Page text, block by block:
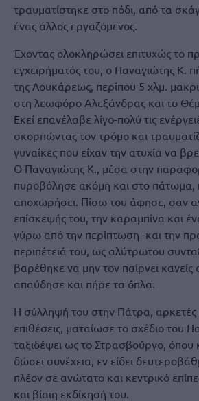
τραυματίστηκε στο πόδι, από τα
ένας άλλος εργαζόμενος.
Έχοντας ολοκληρώσει επιτυχώς το
εγχειρήματός του, ο Παναγιώτης Κ.
της Λουκάρεως, περίπου 5 χλμ.
στη λεωφόρο Αλεξάνδρας και το
Εκεί επανέλαβε λίγο-πολύ τις
σκορπώντας τον τρόμο και
γυναίκες που είχαν την ατυχία να
Ο Παναγιώτης Κ., μέσα στην
πυροβόλησε ακόμη και στο πάτωμα,
αποχωρήσει. Πίσω του άφησε, σαν
επίσκεψής του, την καραμπίνα και
γύρω από την περίπτωση -και την
περιπέτειά του, ως αλύτρωτου
βαρέθηκε να μην τον παίρνει
απαύδησε και πήρε τα όπλα.
Η σύλληψή του στην Πάτρα, αρκετές
επιθέσεις, ματαίωσε το σχέδιο του
ταξιδέψει ως το Στρασβούργο, όπου
δώσει συνέχεια, εν είδει
πλέον σε ανώτατο και κεντρικό
και βίαιη εκδίκησή του.